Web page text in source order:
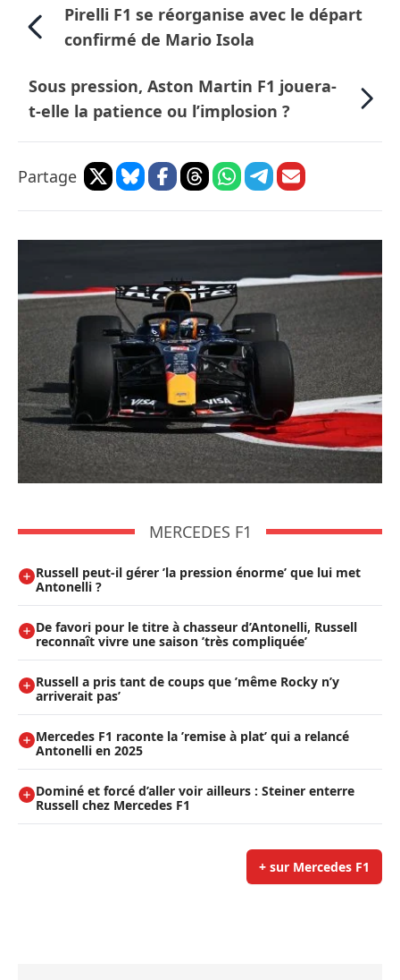
Pirelli F1 se réorganise avec le départ
confirmé de Mario Isola
Sous pression, Aston Martin F1 jouera-
t-elle la patience ou l’implosion ?
Partage
MERCEDES F1
Russell peut-il gérer ’la pression énorme’ que lui met
Antonelli ?
De favori pour le titre à chasseur d’Antonelli, Russell
reconnaît vivre une saison ’très compliquée’
Russell a pris tant de coups que ’même Rocky n’y
arriverait pas’
Mercedes F1 raconte la ’remise à plat’ qui a relancé
Antonelli en 2025
Dominé et forcé d’aller voir ailleurs : Steiner enterre
Russell chez Mercedes F1
+ sur Mercedes F1